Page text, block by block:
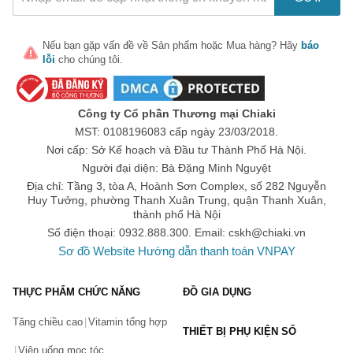
Đây là dòng sản phẩm có khả năng bổ sung khoáng chất và
vitamin D3, hỗ trợ tăng cường sức đề kháng, giúp hấp thụ canxi
cho cơ thể. Sản phẩm Brauer Runny Nose phù hợp sử dụng
trong các trường hợp phòng cảm cúm, nhiễm khuẩn, viêm
nhiễm, đau nhức, ốm sốt ở trẻ sơ sinh và trẻ nhỏ. Bạn có thể
tham khảo sản phẩm tiêu biểu như:
Siro Brauer Immunity cho bé của Úc
3. Brauer Baby & Child Cough
Đây là sản phẩm có nguồn gốc được chiết xuất từ cây Bắt Ruồi
và loại rễ Thiên Thảo, mang tới sản phẩm có khả năng hỗ trợ
triệu chứng ho ở trẻ. Sản phẩm Brauer Baby có thể sử dụng
được cho bé từ 2 tuổi trở lên. Bạn có thể tham khảo sản phẩm
tiêu biểu của dòng sản phẩm này như:
Brauer Baby & Child Cough 100ml
4. Brauer Colic Relief
Đây là dòng sản phẩm có khả năng hỗ trợ cải thiện chứng đau
Nếu bạn gặp vấn đề về Sản phẩm hoặc Mua hàng? Hãy báo
lỗi cho chúng tôi.
Công ty Cổ phần Thương mại Chiaki
MST: 0108196083 cấp ngày 23/03/2018.
Nơi cấp: Sở Kế hoạch và Đầu tư Thành Phố Hà Nội.
Người đại diện: Bà Đặng Minh Nguyệt
Địa chỉ: Tầng 3, tòa A, Hoành Sơn Complex, số 282 Nguyễn
Huy Tưởng, phường Thanh Xuân Trung, quận Thanh Xuân,
thành phố Hà Nội
Số điện thoại: 0932.888.300. Email: cskh@chiaki.vn
Sơ đồ Website Hướng dẫn thanh toán VNPAY
THỰC PHẨM CHỨC NĂNG
Tăng chiều cao Vitamin tổng hợp
Viên uống mọc tóc
ĐỒ GIA DỤNG
THIẾT BỊ PHỤ KIỆN SỐ